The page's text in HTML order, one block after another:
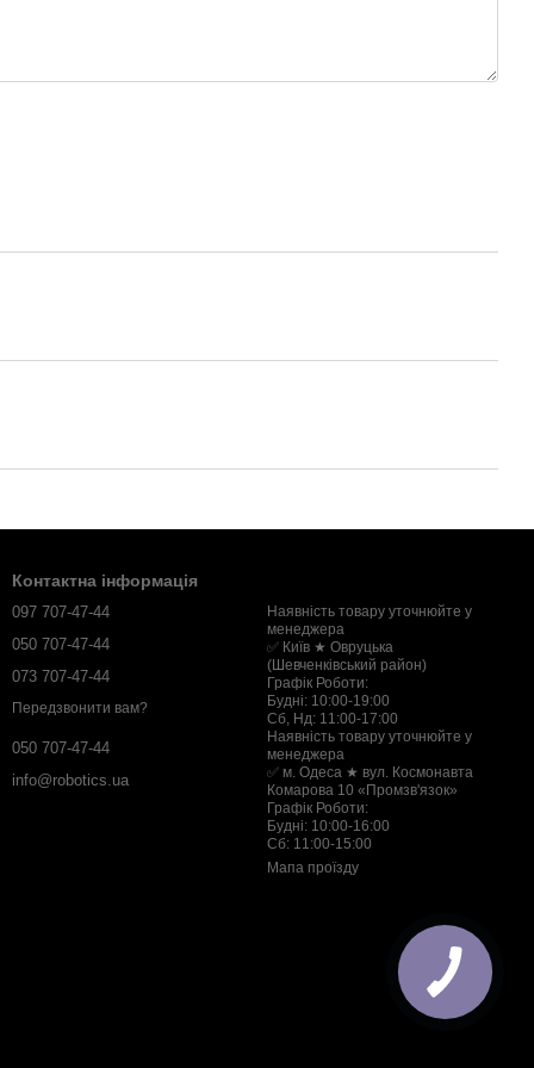
Контактна інформація
097 707-47-44
050 707-47-44
073 707-47-44
Передзвонити вам?
050 707-47-44
info@robotics.ua
Наявність товару уточнюйте у
менеджера
✅ Київ ★ Овруцька
(Шевченківський район)
Графік Роботи:
Будні: 10:00-19:00
Сб, Нд: 11:00-17:00
Наявність товару уточнюйте у
менеджера
✅ м. Одеса ★ вул. Космонавта
Комарова 10 «Промзв'язок»
Графік Роботи:
Будні: 10:00-16:00
Сб: 11:00-15:00
Мапа проїзду